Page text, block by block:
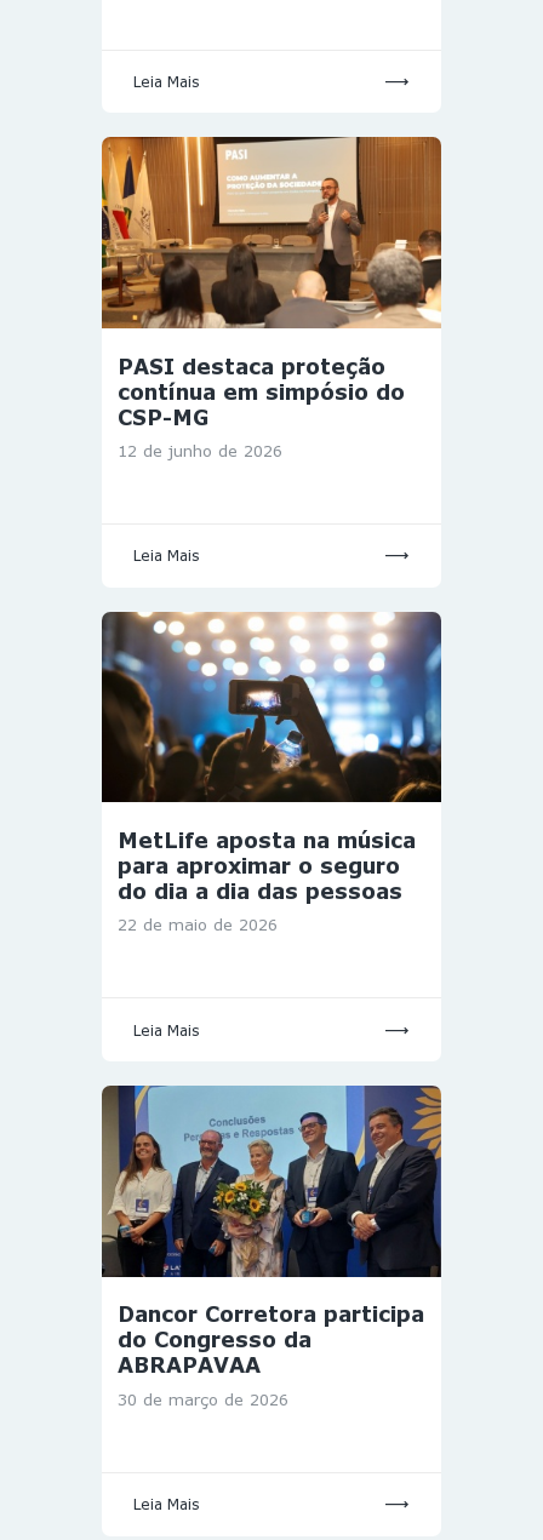
Leia Mais
PASI destaca proteção
contínua em simpósio do
CSP-MG
12 de junho de 2026
Leia Mais
MetLife aposta na música
para aproximar o seguro
do dia a dia das pessoas
22 de maio de 2026
Leia Mais
Dancor Corretora participa
do Congresso da
ABRAPAVAA
30 de março de 2026
Leia Mais